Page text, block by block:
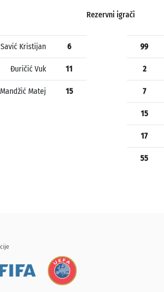
Rezervni igrači
Savić Kristijan 6
Đuričić Vuk 11
Mandžić Matej 15
99
2
7
15
17
55